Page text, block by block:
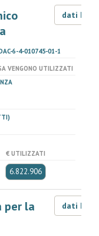
dati LOD
6-4-010745-01-1
VENGONO UTILIZZATI
€ UTILIZZATI
6.822.906
per la
dati LOD